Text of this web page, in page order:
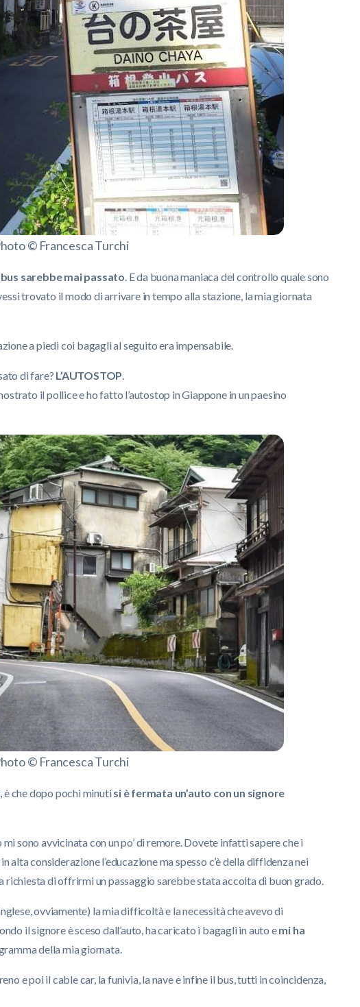
© Francesca Turchi
sarebbe mai passato. E da buona maniaca del controllo quale sono
trovato il modo di arrivare in tempo alla stazione, la mia giornata
a piedi coi bagagli al seguito era impensabile.
di fare? L’AUTOSTOP.
il pollice e ho fatto l’autostop in Giappone in un paesino
© Francesca Turchi
è che dopo pochi minuti si è fermata un’auto con un signore
sono avvicinata con un po’ di remore. Dovete infatti sapere che i
considerazione l’educazione ma spesso c’è della diffidenza nei
richiesta di offrirmi un passaggio sarebbe stata accolta di buon grado.
ovviamente) la mia difficoltà e la necessità che avevo di
il signore è sceso dall’auto, ha caricato i bagagli in auto emi ha
della mia giornata.
e poi il cable car, la funivia, la nave e infine il bus, tutti in coincidenza,